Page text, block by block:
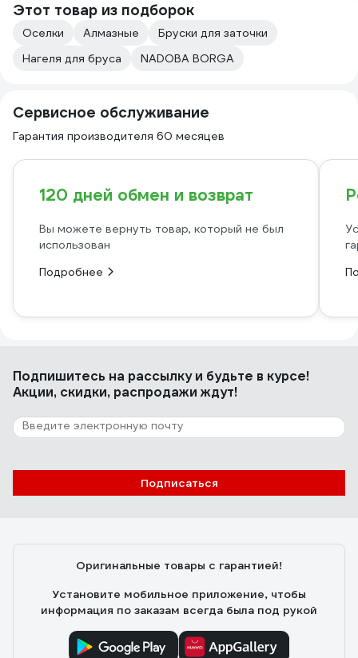
Этот товар из подборок
Оселки Алмазные
Бруски для заточки
Нагеля для бруса
NADOBA BORGA
Сервисное обслуживание
Гарантия производителя 60 месяцев
120 дней обмен и возврат
Вы можете вернуть товар, который не был
использован
Подробнее
Подпишитесь на рассылкуи будьте в курсе!
Акции, скидки, распродажи ждут!
Подписаться
Оригинальные товары с гарантией!
Установите мобильное приложение, чтобы
информация по заказам всегда была под рукой